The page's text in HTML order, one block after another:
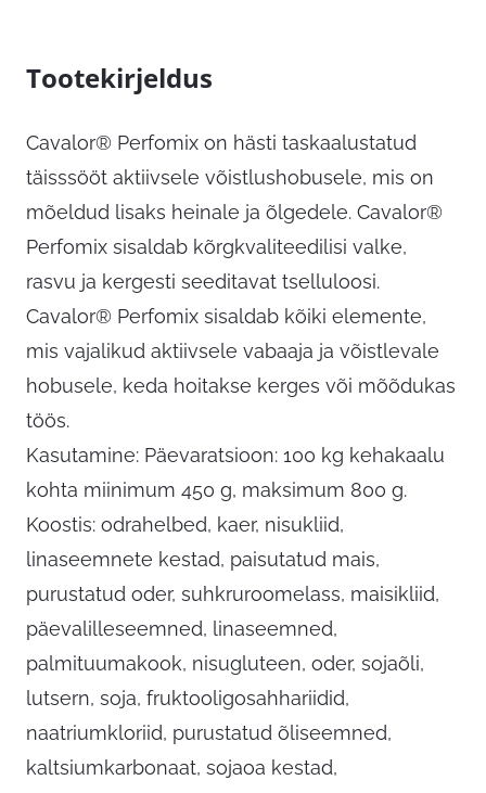
Tootekirjeldus
Cavalor® Perfomix on hästi taskaalustatud
täisssööt aktiivsele võistlushobusele, mis on
mõeldud lisaks heinale ja õlgedele. Cavalor®
Perfomix sisaldab kõrgkvaliteedilisi valke,
rasvu ja kergesti seeditavat tselluloosi.
Cavalor® Perfomix sisaldab kõiki elemente,
mis vajalikud aktiivsele vabaaja ja võistlevale
hobusele, keda hoitakse kerges või mõõdukas
töös.
Kasutamine: Päevaratsioon: 100 kg kehakaalu
kohta miinimum 450 g, maksimum 800 g.
Koostis: odrahelbed, kaer, nisukliid,
linaseemnete kestad, paisutatud mais,
purustatud oder, suhkruroomelass, maisikliid,
päevalilleseemned, linaseemned,
palmituumakook, nisugluteen, oder, sojaõli,
lutsern, soja, fruktooligosahhariidid,
naatriumkloriid, purustatud õliseemned,
kaltsiumkarbonaat, sojaoa kestad,